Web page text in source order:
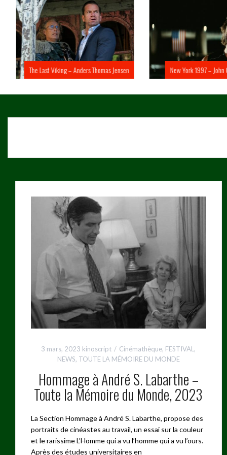
The Last Viking – Anders Thomas Jensen New York 1997 –
3 mars, 2023 kinoscript Cinémathèque, FESTIVAL,
NEWS, TOUTE LA MÉMOIRE DU MONDE
Hommage à André S. Labarthe –
Toute la Mémoire du Monde, 2023
La Section Hommage à André S. Labarthe, propose des
portraits de cinéastes au travail, un essai sur la couleur
et le rarissime L’Homme qui a vu l’homme qui a vu l’ours.
Après des études universitaires en